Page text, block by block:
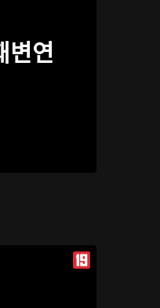
변연